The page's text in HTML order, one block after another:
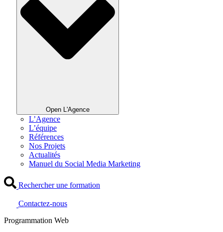
Open L'Agence
L’Agence
L’équipe
Références
Nos Projets
Actualités
Manuel du Social Media Marketing
Rechercher une formation
Contactez-nous
Programmation Web